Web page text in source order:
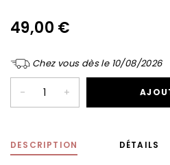
49,00 €
Chez vous dès le 10/08/2026
DESCRIPTION DÉTAILS
- +
gallery